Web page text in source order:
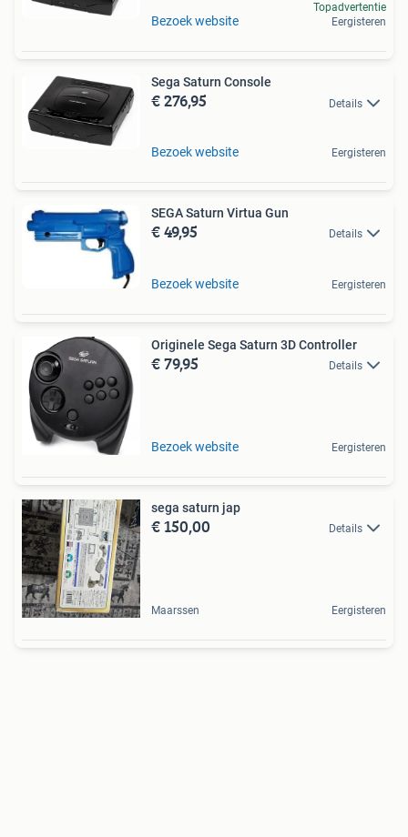
Bezoek website
Topadvertentie
Eergisteren
Sega Saturn Console
€ 276,95 Details
Bezoek website Eergisteren
SEGA Saturn Virtua Gun
€ 49,95 Details
Bezoek website Eergisteren
Originele Sega Saturn 3D Controller
€ 79,95 Details
Bezoek website Eergisteren
sega saturn jap
€ 150,00 Details
Maarssen Eergisteren